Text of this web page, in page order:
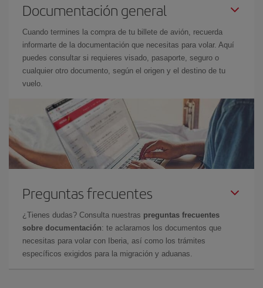
Documentación general
Cuando termines la compra de tu billete de avión, recuerda
informarte de la documentación que necesitas para volar. Aquí
puedes consultar si requieres visado, pasaporte, seguro o
cualquier otro documento, según el origen y el destino de tu
vuelo.
Preguntas frecuentes
¿Tienes dudas? Consulta nuestras preguntas frecuentes
sobre documentación: te aclaramos los documentos que
necesitas para volar con Iberia, así como los trámites
específicos exigidos para la migración y aduanas.